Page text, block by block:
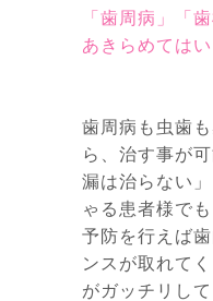
「歯周病」「
あきらめては
歯周病も虫歯
ら、治す事が
漏は治らない
ゃる患者様で
予防を行えば
ンスが取れて
がガッチリして